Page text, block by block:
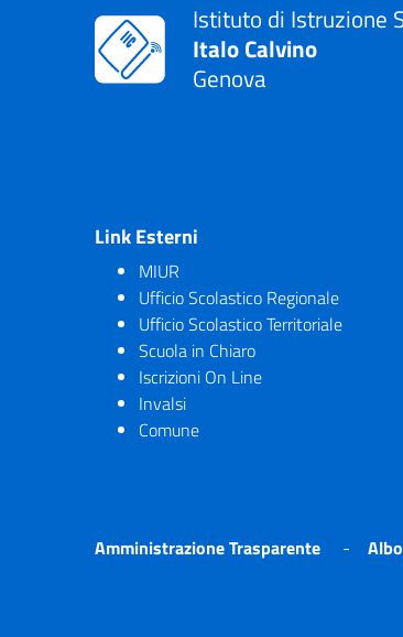
Istituto di Istruzione
Italo Calvino
Genova
Link Esterni
MIUR
Ufficio Scolastico Regionale
Ufficio Scolastico Territoriale
Scuola in Chiaro
Iscrizioni On Line
Invalsi
Comune
Amministrazione Trasparente